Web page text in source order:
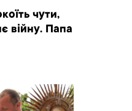
чути,
війну. Папа